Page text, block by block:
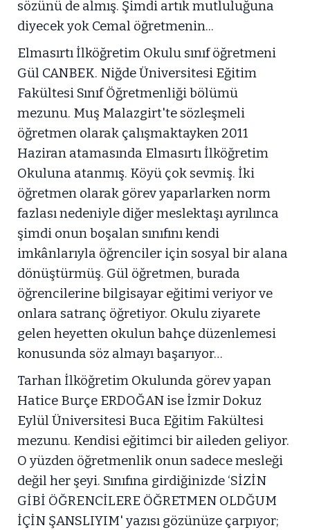
sözünü de almış. Şimdi artık mutluluğuna
diyecek yok Cemal öğretmenin...
Elmasırtı İlköğretim Okulu sınıf öğretmeni
Gül CANBEK. Niğde Üniversitesi Eğitim
Fakültesi Sınıf Öğretmenliği bölümü
mezunu. Muş Malazgirt'te sözleşmeli
öğretmen olarak çalışmaktayken 2011
Haziran atamasında Elmasırtı İlköğretim
Okuluna atanmış. Köyü çok sevmiş. İki
öğretmen olarak görev yaparlarken norm
fazlası nedeniyle diğer meslektaşı ayrılınca
şimdi onun boşalan sınıfını kendi
imkânlarıyla öğrenciler için sosyal bir alana
dönüştürmüş. Gül öğretmen, burada
öğrencilerine bilgisayar eğitimi veriyor ve
onlara satranç öğretiyor. Okulu ziyarete
gelen heyetten okulun bahçe düzenlemesi
konusunda söz almayı başarıyor…
Tarhan İlköğretim Okulunda görev yapan
Hatice Burçe ERDOĞAN ise İzmir Dokuz
Eylül Üniversitesi Buca Eğitim Fakültesi
mezunu. Kendisi eğitimci bir aileden geliyor.
O yüzden öğretmenlik onun sadece mesleği
değil her şeyi. Sınıfına girdiğinizde ‘SİZİN
GİBİ ÖĞRENCİLERE ÖĞRETMEN OLDĞUM
İÇİN ŞANSLIYIM' yazısı gözünüze çarpıyor;